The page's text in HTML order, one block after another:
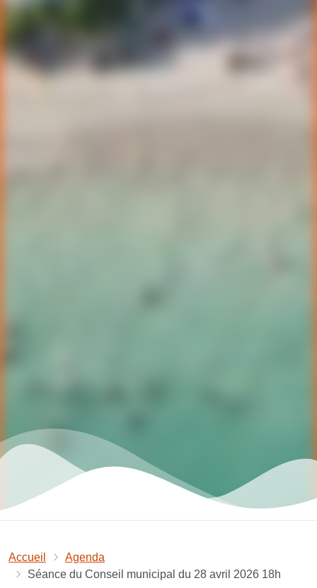
Accueil
Agenda
Séance du Conseil municipal du 28 avril 2026 18h